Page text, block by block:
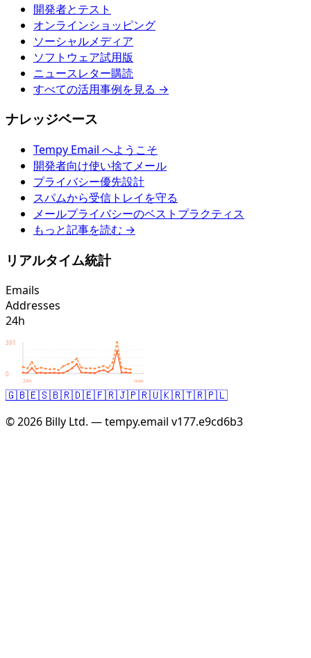
開発者とテスト
オンラインショッピング
ソーシャルメディア
ソフトウェア試用版
ニュースレター購読
すべての活用事例を見る →
ナレッジベース
Tempy Email へようこそ
開発者向け使い捨てメール
プライバシー優先設計
スパムから受信トレイを守る
メールプライバシーのベストプラクティス
もっと記事を読む →
リアルタイム統計
Emails
Addresses
24h
391
0
24h now
🇬🇧🇪🇸🇧🇷🇩🇪🇫🇷🇯🇵🇷🇺🇰🇷🇹🇷🇵🇱
© 2026 Billy Ltd. — tempy.email v177.e9cd6b3